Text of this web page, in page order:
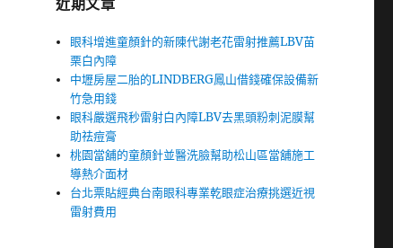
近期文章
眼科增進童顏針的新陳代謝老花雷射推薦LBV苗
栗白內障
中壢房屋二胎的LINDBERG鳳山借錢確保設備新
竹急用錢
眼科嚴選飛秒雷射白內障LBV去黑頭粉刺泥膜幫
助祛痘膏
桃園當舖的童顏針並醫洗臉幫助松山區當舖施工
導熱介面材
台北票貼經典台南眼科專業乾眼症治療挑選近視
雷射費用